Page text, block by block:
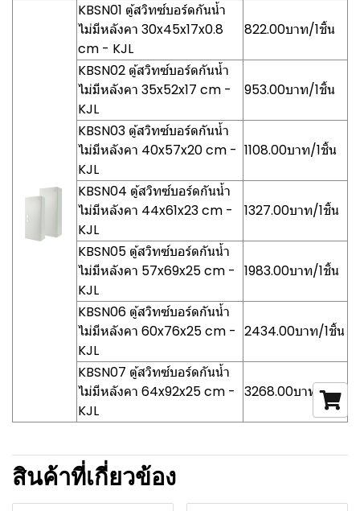
KBSN01 ตู้สวิทซ์บอร์ดกันน้ำ
ไม่มีหลังคา 30x45x17x0.8
cm - KJL
822.00บาท/1ชิ้น
KBSN02 ตู้สวิทซ์บอร์ดกันน้ำ
ไม่มีหลังคา 35x52x17 cm -
KJL
953.00บาท/1ชิ้น
KBSN03 ตู้สวิทซ์บอร์ดกันน้ำ
ไม่มีหลังคา 40x57x20 cm -
KJL
1108.00บาท/1ชิ้น
KBSN04 ตู้สวิทซ์บอร์ดกันน้ำ
ไม่มีหลังคา 44x61x23 cm -
KJL
1327.00บาท/1ชิ้น
KBSN05 ตู้สวิทซ์บอร์ดกันน้ำ
ไม่มีหลังคา 57x69x25 cm -
KJL
1983.00บาท/1ชิ้น
KBSN06 ตู้สวิทซ์บอร์ดกันน้ำ
ไม่มีหลังคา 60x76x25 cm -
KJL
2434.00บาท/1ชิ้น
KBSN07 ตู้สวิทซ์บอร์ดกันน้ำ
ไม่มีหลังคา 64x92x25 cm -
KJL
3268.00บาท/1ชิ้น
สินค้าที่เกี่ยวข้อง